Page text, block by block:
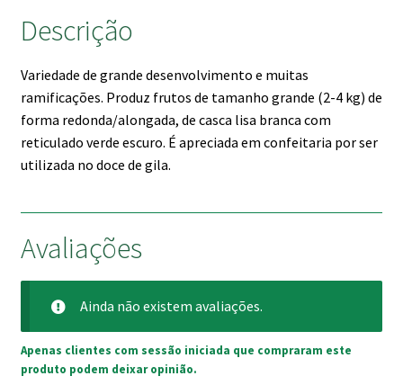
Descrição
Variedade de grande desenvolvimento e muitas
ramificações. Produz frutos de tamanho grande (2-4 kg) de
forma redonda/alongada, de casca lisa branca com
reticulado verde escuro. É apreciada em confeitaria por ser
utilizada no doce de gila.
Avaliações
Ainda não existem avaliações.
Apenas clientes com sessão iniciada que compraram este
produto podem deixar opinião.